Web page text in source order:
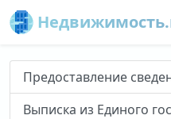
Предоставление
Выписка из Единого